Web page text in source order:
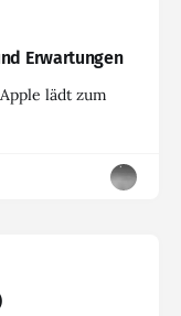
Erwartungen
lädt zum